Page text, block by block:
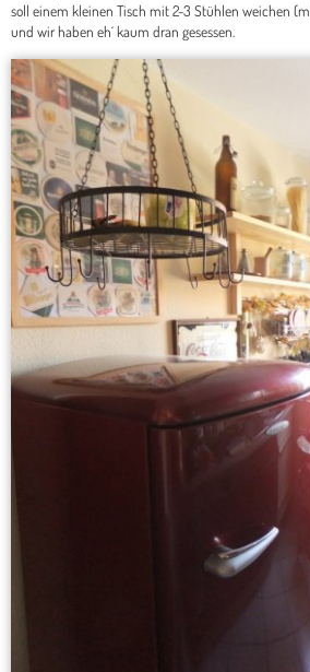
soll einem kleinen Tisch mit 2-3 Stühlen weichen
und wir haben eh´ kaum dran gesessen.